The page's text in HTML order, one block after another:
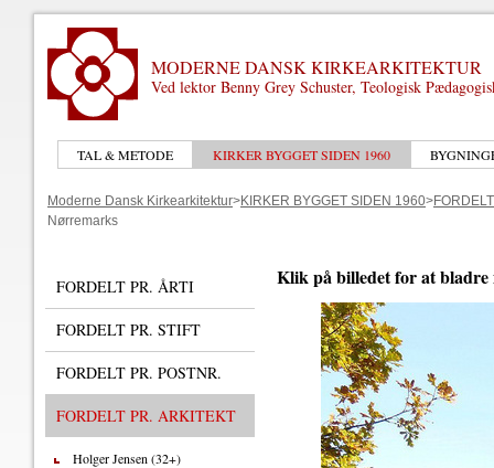
MODERNE DANSK KIRKEARKITEKTUR
Ved lektor Benny Grey Schuster, Teologisk
TAL & METODE KIRKER BYGGET SIDEN 1960
Moderne Dansk Kirkearkitektur>KIRKER BYGGET SIDEN 1960>
Nørremarks
FORDELT PR. ÅRTI
FORDELT PR. STIFT
FORDELT PR. POSTNR.
FORDELT PR. ARKITEKT
Holger Jensen (32+)
Klik på billedet for at bladre